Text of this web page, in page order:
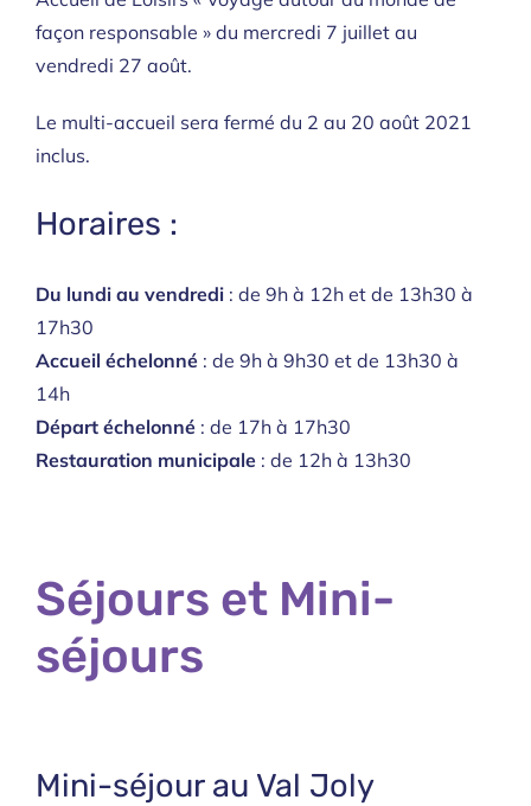
façon responsable » du mercredi 7 juillet au
vendredi 27 août.
Le multi-accueil sera fermé du 2 au 20 août 2021
inclus.
Horaires :
Du lundi au vendredi : de 9h à 12h et de 13h30 à
17h30
Accueil échelonné : de 9h à 9h30 et de 13h30 à
14h
Départ échelonné : de 17h à 17h30
Restauration municipale : de 12h à 13h30
Séjours et Mini-
séjours
Mini-séjour au Val Joly